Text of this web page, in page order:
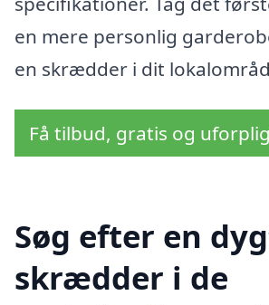
en mere personlig
en skrædder i dit
Få tilbud, gratis og
Søg efter en
skrædder i de